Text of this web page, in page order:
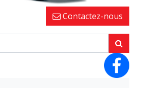
Contactez-nous